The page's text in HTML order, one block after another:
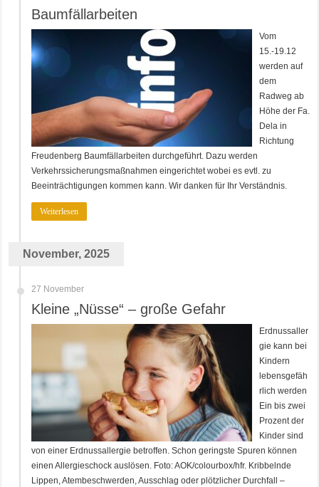
Baumfällarbeiten
Vom
15.-19.12
werden auf
dem
Radweg ab
Höhe der Fa.
Dela in
Richtung
Freudenberg Baumfällarbeiten durchgeführt. Dazu werden
Verkehrssicherungsmaßnahmen eingerichtet wobei es evtl. zu
Beeinträchtigungen kommen kann. Wir danken für Ihr Verständnis.
Weiterlesen
November, 2025
27 November
Kleine „Nüsse“ – große Gefahr
Erdnussaller
gie kann bei
Kindern
lebensgefäh
rlich werden
Ein bis zwei
Prozent der
Kinder sind
von einer Erdnussallergie betroffen. Schon geringste Spuren können
einen Allergieschock auslösen. Foto: AOK/colourbox/hfr. Kribbelnde
Lippen, Atembeschwerden, Ausschlag oder plötzlicher Durchfall –